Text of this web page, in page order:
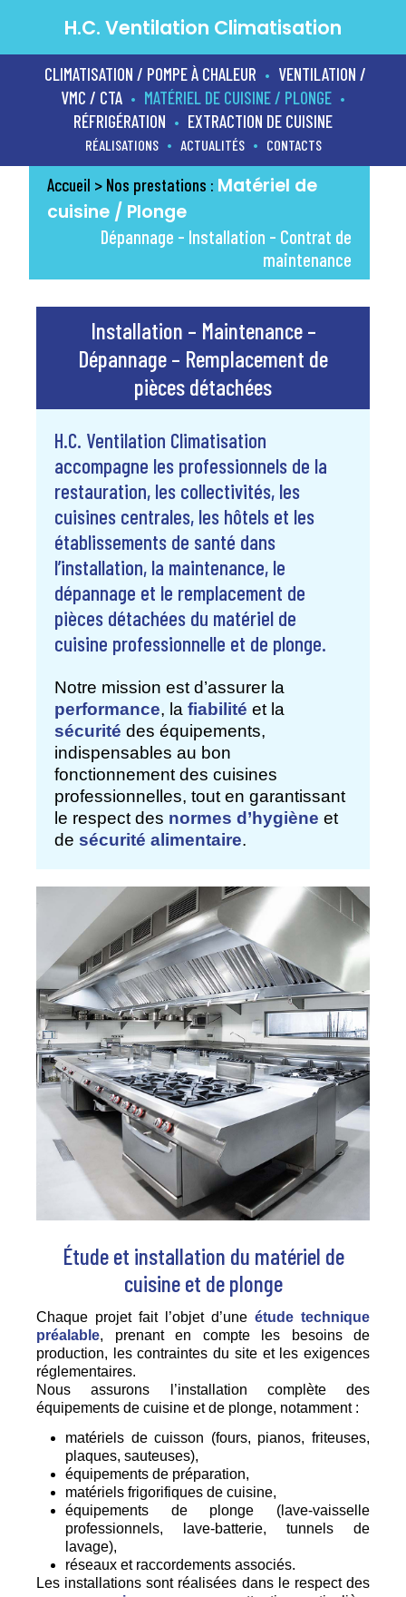
H.C. Ventilation Climatisation
CLIMATISATION / POMPE À CHALEUR • VENTILATION /
VMC / CTA • MATÉRIEL DE CUISINE / PLONGE •
RÉFRIGÉRATION • EXTRACTION DE CUISINE
RÉALISATIONS • ACTUALITÉS • CONTACTS
Accueil > Nos prestations : Matériel de
cuisine / Plonge
Dépannage - Installation - Contrat de
maintenance
Installation – Maintenance –
Dépannage – Remplacement de
pièces détachées
H.C. Ventilation Climatisation
accompagne les professionnels de la
restauration, les collectivités, les
cuisines centrales, les hôtels et les
établissements de santé dans
l’installation, la maintenance, le
dépannage et le remplacement de
pièces détachées du matériel de
cuisine professionnelle et de plonge.
Notre mission est d’assurer la
performance, la fiabilité et la
sécurité des équipements,
indispensables au bon
fonctionnement des cuisines
professionnelles, tout en garantissant
le respect des normes d’hygiène et
de sécurité alimentaire.
Étude et installation du matériel de
cuisine et de plonge
Chaque projet fait l’objet d’une étude technique
préalable, prenant en compte les besoins de
production, les contraintes du site et les exigences
réglementaires.
Nous assurons l’installation complète des
équipements de cuisine et de plonge, notamment :
matériels de cuisson (fours, pianos, friteuses,
plaques, sauteuses),
équipements de préparation,
matériels frigorifiques de cuisine,
équipements de plonge (lave-vaisselle
professionnels, lave-batterie, tunnels de
lavage),
réseaux et raccordements associés.
Les installations sont réalisées dans le respect des